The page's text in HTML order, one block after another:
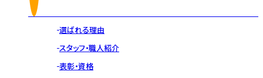
選ばれる理由
スタッフ・職人紹介
表彰・資格